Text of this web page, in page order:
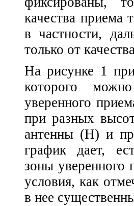
качества приема
в частности,
только от
На рисунке 1
которого
уверенного
при разных
антенны (Н) и
график дает,
зоны уверенного
условия, как
в нее